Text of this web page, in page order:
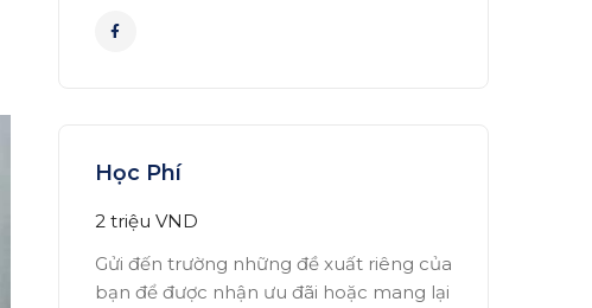
Học Phí
2 triệu VND
Gửi đến trường những đề xuất riêng của
bạn để được nhận ưu đãi hoặc mang lại